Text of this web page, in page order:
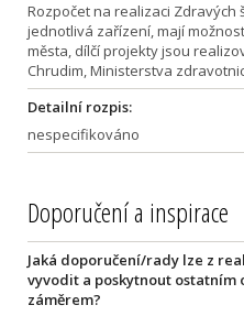
Rozpočet na realizaci Zdravých
jednotlivá zařízení, mají
města, dílčí projekty jsou
Chrudim, Ministerstva
Detailní rozpis:
nespecifikováno
Doporučení a inspirace
Jaká doporučení/rady lze z
vyvodit a poskytnout ostatním
záměrem?